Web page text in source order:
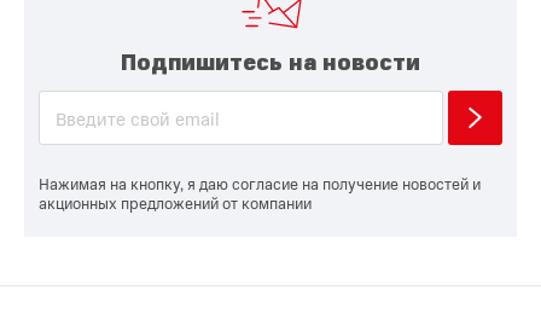
Подпишитесь на новости
Нажимая на кнопку, я даю согласие на получение новостей и
акционных предложений от компании